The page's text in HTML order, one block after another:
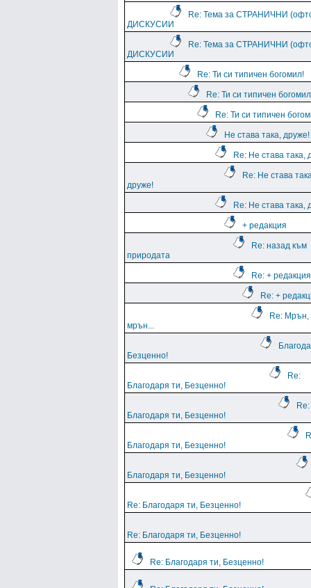
Re: Тема за СТРАНИЧНИ
ДИСКУСИИ
Re: Тема за СТРАНИЧНИ
ДИСКУСИИ
Re: Ти си типичен богомил!
Re: Ти си типичен
Re: Ти си типичен
Не става така, друже!
Re: Не става така,
Re: Не става
друже!
Re: Не става така,
+ редакция
Re: назад към
природата
Re: + редакция
Re: +
Re:
мрън...
Безценно!
Re:
Благодаря ти, Безценно!
Re:
Благодаря ти, Безценно!
Благодаря ти, Безценно!
Благодаря ти, Безценно!
Re: Благодаря ти, Безценно!
Re: Благодаря ти, Безценно!
Re: Благодаря ти, Безценно!